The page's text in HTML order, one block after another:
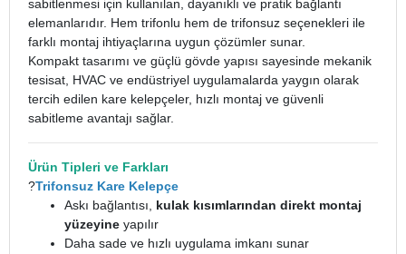
sabitlenmesi için kullanılan, dayanıklı ve pratik bağlantı
elemanlarıdır. Hem trifonlu hem de trifonsuz seçenekleri ile
farklı montaj ihtiyaçlarına uygun çözümler sunar.
Kompakt tasarımı ve güçlü gövde yapısı sayesinde mekanik
tesisat, HVAC ve endüstriyel uygulamalarda yaygın olarak
tercih edilen kare kelepçeler, hızlı montaj ve güvenli
sabitleme avantajı sağlar.
Ürün Tipleri ve Farkları
?Trifonsuz Kare Kelepçe
Askı bağlantısı, kulak kısımlarından direkt montaj
yüzeyine yapılır
Daha sade ve hızlı uygulama imkanı sunar